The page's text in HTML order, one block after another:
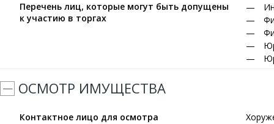
Перечень лиц, которые могут быть допущены
к участию в торгах
ОСМОТР ИМУЩЕСТВА
Контактное лицо для осмотра